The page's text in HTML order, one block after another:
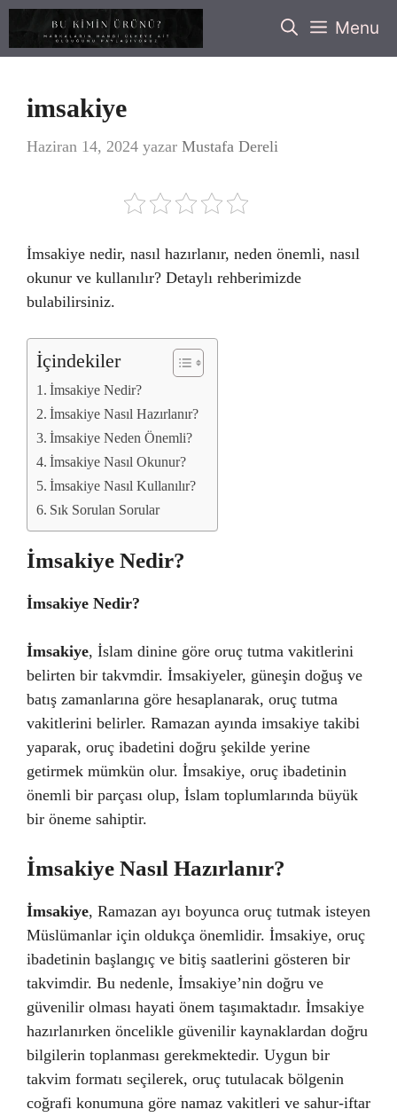
İçeriğe
Menu
imsakiye
Haziran 14, 2024 yazar Mustafa Dereli
İmsakiye nedir, nasıl hazırlanır, neden önemli, nasıl
okunur ve kullanılır? Detaylı rehberimizde
bulabilirsiniz.
İçindekiler
İmsakiye Nedir?
İmsakiye Nasıl Hazırlanır?
İmsakiye Neden Önemli?
İmsakiye Nasıl Okunur?
İmsakiye Nasıl Kullanılır?
Sık Sorulan Sorular
İmsakiye Nedir?
İmsakiye Nedir?
İmsakiye, İslam dinine göre oruç tutma vakitlerini
belirten bir takvmdir. İmsakiyeler, güneşin doğuş ve
batış zamanlarına göre hesaplanarak, oruç tutma
vakitlerini belirler. Ramazan ayında imsakiye takibi
yaparak, oruç ibadetini doğru şekilde yerine
getirmek mümkün olur. İmsakiye, oruç ibadetinin
önemli bir parçası olup, İslam toplumlarında büyük
bir öneme sahiptir.
İmsakiye Nasıl Hazırlanır?
İmsakiye, Ramazan ayı boyunca oruç tutmak isteyen
Müslümanlar için oldukça önemlidir. İmsakiye, oruç
ibadetinin başlangıç ve bitiş saatlerini gösteren bir
takvimdir. Bu nedenle, İmsakiye’nin doğru ve
güvenilir olması hayati önem taşımaktadır. İmsakiye
hazırlanırken öncelikle güvenilir kaynaklardan doğru
bilgilerin toplanması gerekmektedir. Uygun bir
takvim formatı seçilerek, oruç tutulacak bölgenin
coğrafi konumuna göre namaz vakitleri ve sahur-iftar